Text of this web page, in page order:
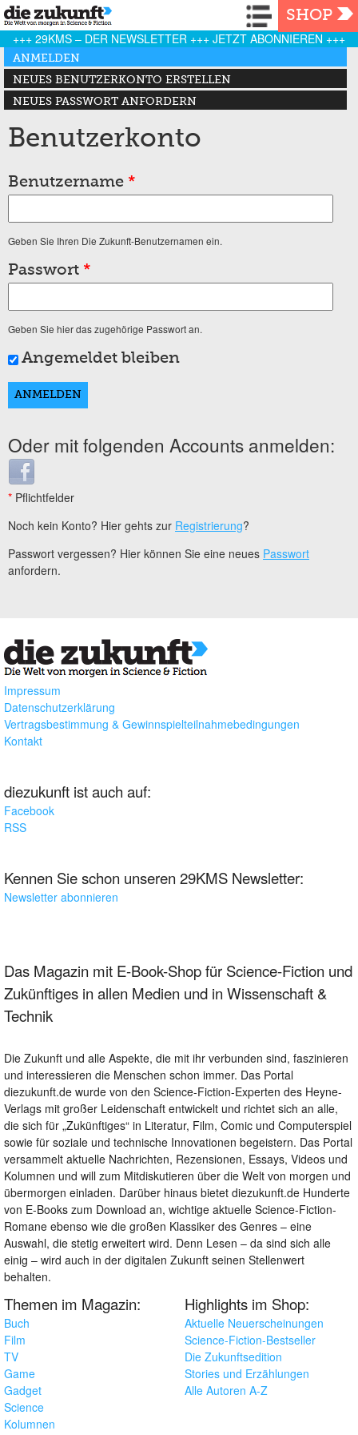
Navigation
SHOP
+++ 29KMS – DER NEWSLETTER +++ JETZT ABONNIEREN +++
Haupt-Reiter
ANMELDEN
(AKTIVER REITER)
NEUES BENUTZERKONTO ERSTELLEN
NEUES PASSWORT ANFORDERN
Benutzerkonto
Benutzername *
Geben Sie Ihren Die Zukunft-Benutzernamen ein.
Passwort *
Geben Sie hier das zugehörige Passwort an.
Angemeldet bleiben
Oder mit folgenden Accounts anmelden:
Login with Facebook
* Pflichtfelder
Noch kein Konto? Hier gehts zur Registrierung?
Passwort vergessen? Hier können Sie eine neues Passwort
anfordern.
Impressum
Datenschutzerklärung
Vertragsbestimmung & Gewinnspielteilnahmebedingungen
Kontakt
diezukunft ist auch auf:
Facebook
RSS
Kennen Sie schon unseren 29KMS Newsletter:
Newsletter abonnieren
Das Magazin mit E-Book-Shop für Science-Fiction und
Zukünftiges in allen Medien und in Wissenschaft &
Technik
Die Zukunft und alle Aspekte, die mit ihr verbunden sind, faszinieren
und interessieren die Menschen schon immer. Das Portal
diezukunft.de wurde von den Science-Fiction-Experten des Heyne-
Verlags mit großer Leidenschaft entwickelt und richtet sich an alle,
die sich für „Zukünftiges“ in Literatur, Film, Comic und Computerspiel
sowie für soziale und technische Innovationen begeistern. Das Portal
versammelt aktuelle Nachrichten, Rezensionen, Essays, Videos und
Kolumnen und will zum Mitdiskutieren über die Welt von morgen und
übermorgen einladen. Darüber hinaus bietet diezukunft.de Hunderte
von E-Books zum Download an, wichtige aktuelle Science-Fiction-
Romane ebenso wie die großen Klassiker des Genres – eine
Auswahl, die stetig erweitert wird. Denn Lesen – da sind sich alle
einig – wird auch in der digitalen Zukunft seinen Stellenwert
behalten.
Themen im Magazin:
Buch
Film
TV
Game
Gadget
Science
Kolumnen
Highlights im Shop:
Aktuelle Neuerscheinungen
Science-Fiction-Bestseller
Die Zukunftsedition
Stories und Erzählungen
Alle Autoren A-Z